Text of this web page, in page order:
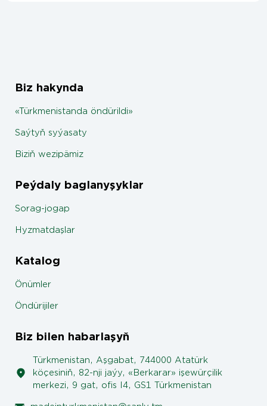
Biz hakynda
«Türkmenistanda öndürildi»
Saýtyň syýasaty
Biziň wezipämiz
Peýdaly baglanyşyklar
Sorag-jogap
Hyzmatdaşlar
Katalog
Önümler
Öndürijiler
Biz bilen habarlaşyň
Türkmenistan, Aşgabat, 744000 Atatürk
köçesiniň, 82-nji jaýy, «Berkarar» işewürçilik
merkezi, 9 gat, ofis I4, GS1 Türkmenistan